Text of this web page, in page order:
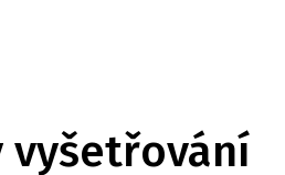
vyšetřování